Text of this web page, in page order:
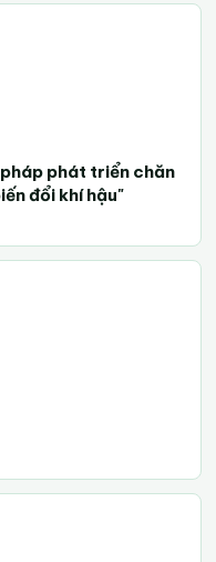
phát triển chăn
đổi khí hậu"